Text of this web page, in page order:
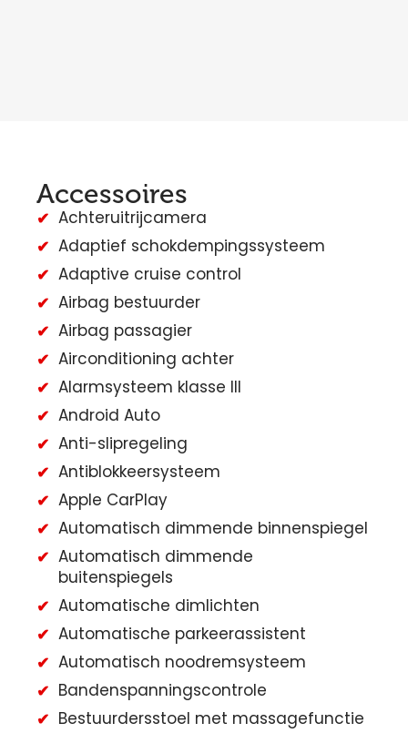
Accessoires
Achteruitrijcamera
Adaptief schokdempingssysteem
Adaptive cruise control
Airbag bestuurder
Airbag passagier
Airconditioning achter
Alarmsysteem klasse III
Android Auto
Anti-slipregeling
Antiblokkeersysteem
Apple CarPlay
Automatisch dimmende binnenspiegel
Automatisch dimmende
buitenspiegels
Automatische dimlichten
Automatische parkeerassistent
Automatisch noodremsysteem
Bandenspanningscontrole
Bestuurdersstoel met massagefunctie